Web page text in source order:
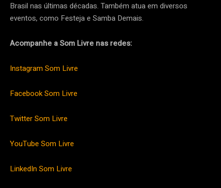
Brasil nas últimas décadas. Também atua em diversos
eventos, como Festeja e Samba Demais.
Acompanhe a Som Livre nas redes:
Instagram Som Livre
Facebook Som Livre
Twitter Som Livre
YouTube Som Livre
LinkedIn Som Livre